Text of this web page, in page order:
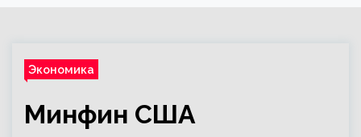
Экономика
Минфин США